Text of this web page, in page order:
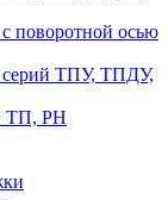
поворотной осью
серий ТПУ, ТПДУ,
ТП, PH